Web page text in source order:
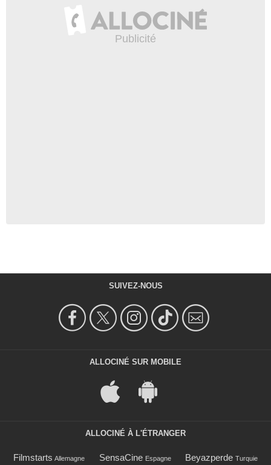
SUIVEZ-NOUS
ALLOCINÉ SUR MOBILE
ALLOCINÉ À L'ÉTRANGER
Filmstarts Allemagne SensaCine Espagne Beyazperde Turquie